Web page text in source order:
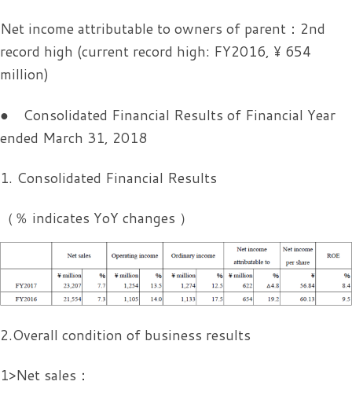
Net income attributable to owners of parent：2nd
record high (current record high: FY2016, ¥ 654
million)
● Consolidated Financial Results of Financial Year
ended March 31, 2018
1. Consolidated Financial Results
（％ indicates YoY changes ）
2.Overall condition of business results
1>Net sales：